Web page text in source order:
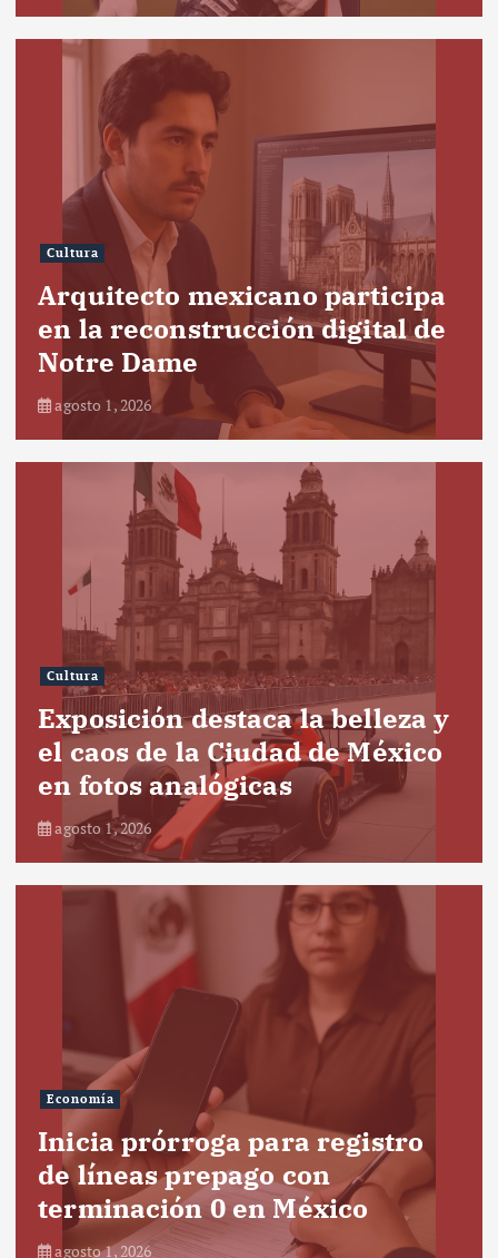
Cultura
Arquitecto mexicano participa
en la reconstrucción digital de
Notre Dame
agosto 1, 2026
Cultura
Exposición destaca la belleza y
el caos de la Ciudad de México
en fotos analógicas
agosto 1, 2026
Economía
Inicia prórroga para registro
de líneas prepago con
terminación 0 en México
agosto 1, 2026